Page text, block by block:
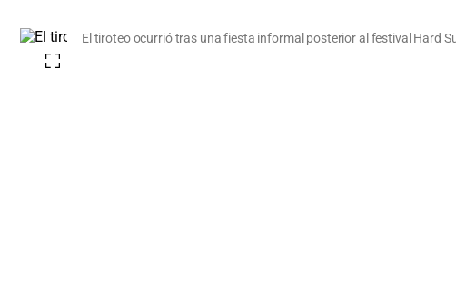
El tiroteo ocurrió tras una fiesta informal posterior al festival Hard